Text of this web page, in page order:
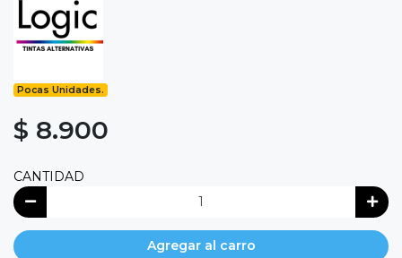
Pocas Unidades.
$ 8.900
CANTIDAD
Agregar al carro